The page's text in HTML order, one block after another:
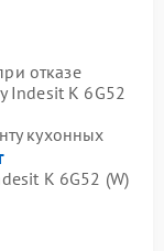
отказе
Indesit K 6G52
кухонных
K 6G52 (W)